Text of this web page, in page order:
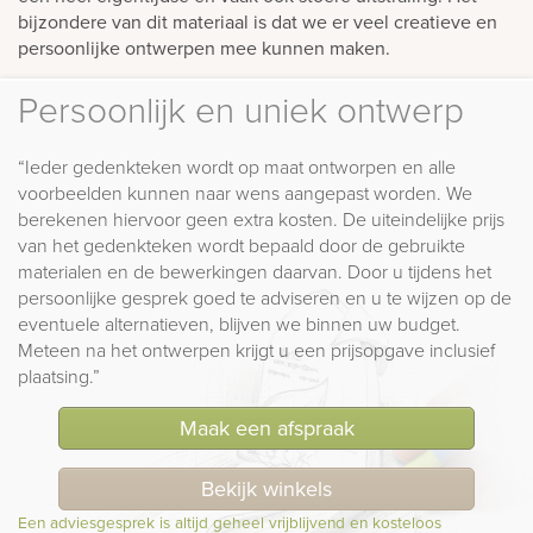
bijzondere van dit materiaal is dat we er veel creatieve en
persoonlijke ontwerpen mee kunnen maken.
Persoonlijk en uniek ontwerp
“Ieder gedenkteken wordt op maat ontworpen en alle
voorbeelden kunnen naar wens aangepast worden. We
berekenen hiervoor geen extra kosten. De uiteindelijke prijs
van het gedenkteken wordt bepaald door de gebruikte
materialen en de bewerkingen daarvan. Door u tijdens het
persoonlijke gesprek goed te adviseren en u te wijzen op de
eventuele alternatieven, blijven we binnen uw budget.
Meteen na het ontwerpen krijgt u een prijsopgave inclusief
plaatsing.”
Maak een afspraak
Bekijk winkels
Een adviesgesprek is altijd geheel vrijblijvend en kosteloos